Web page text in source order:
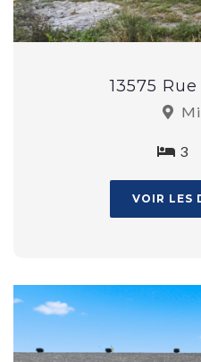
13575
3
VOIR LES